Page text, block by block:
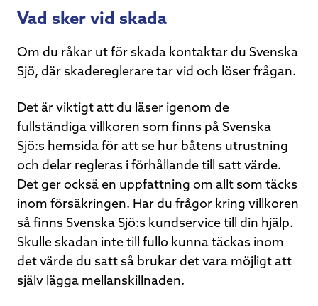
Vad sker vid skada
Om du råkar ut för skada kontaktar du Svenska
Sjö, där skadereglerare tar vid och löser frågan.
Det är viktigt att du läser igenom de
fullständiga villkoren som finns på Svenska
Sjö:s hemsida för att se hur båtens utrustning
och delar regleras i förhållande till satt värde.
Det ger också en uppfattning om allt som täcks
inom försäkringen. Har du frågor kring villkoren
så finns Svenska Sjö:s kundservice till din hjälp.
Skulle skadan inte till fullo kunna täckas inom
det värde du satt så brukar det vara möjligt att
själv lägga mellanskillnaden.